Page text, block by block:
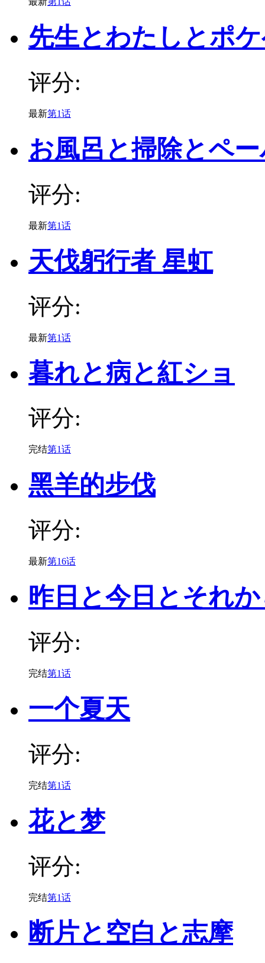
先生とわたしとポ
评分:
最新第1话
お風呂と掃除とペ
评分:
最新第1话
天伐躬行者 星虹
评分:
最新第1话
暮れと病と紅ショ
评分:
完结第1话
黑羊的步伐
评分:
最新第16话
昨日と今日とそれ
评分:
完结第1话
一个夏天
评分:
完结第1话
花と梦
评分:
完结第1话
断片と空白と志摩